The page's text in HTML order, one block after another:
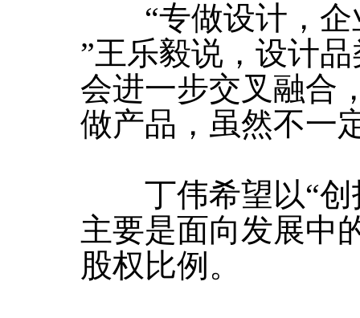
“专做设计，企
”王乐毅说，设计
会进一步交叉融合
做产品，虽然不一
丁伟希望以“创
主要是面向发展中
股权比例。